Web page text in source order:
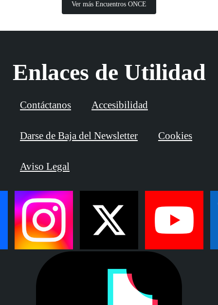
Ver más Encuentros ONCE
Enlaces de Utilidad
Contáctanos Accesibilidad
Darse de Baja del Newsletter Cookies
Aviso Legal